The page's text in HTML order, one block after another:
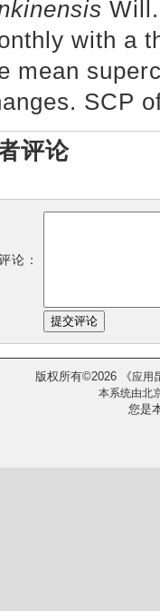
with a
mean
SCP
评论
论：
版权所有©2026 《应用
本系统由北
您是